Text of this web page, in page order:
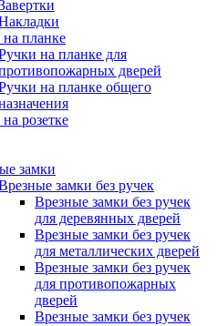
планке
на планке для
дверей
на планке общего
розетке
замки
замки без ручек
Врезные замки без ручек
для деревянных дверей
Врезные замки без ручек
для металлических дверей
Врезные замки без ручек
для противопожарных
дверей
Врезные замки без ручек